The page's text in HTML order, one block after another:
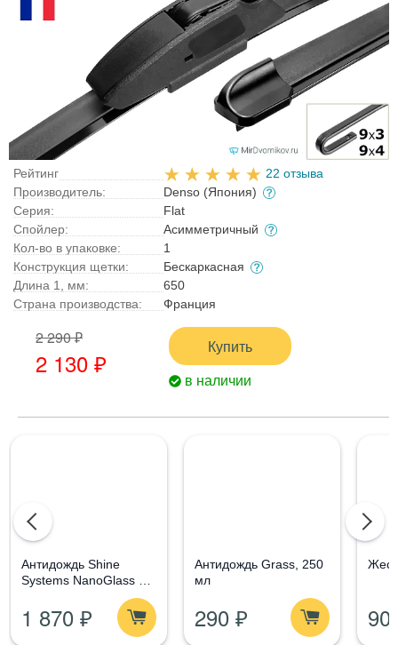
Рейтинг
22 отзыва
Производитель:
Denso (Япония)
Серия:
Flat
Спойлер:
Асимметричный
Кол-во в упаковке:
1
Конструкция щетки:
Бескаркасная
Длина 1, мм:
650
Страна производства:
Франция
2 290 ₽
2 130 ₽
Купить
в наличии
Aнтидождь Shine
Systems NanoGlass Kit
- Набор по уходу за
стеклом
1 870 ₽
Антидождь Grass, 250
мл
290 ₽ 90